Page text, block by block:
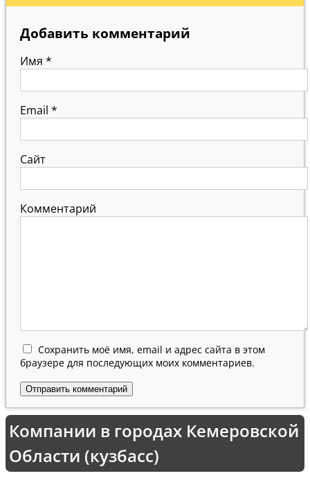
Добавить комментарий
Имя *
Email *
Сайт
Комментарий
Сохранить моё имя, email и адрес сайта в этом
браузере для последующих моих комментариев.
Компании в городах Кемеровской
Области (кузбасс)